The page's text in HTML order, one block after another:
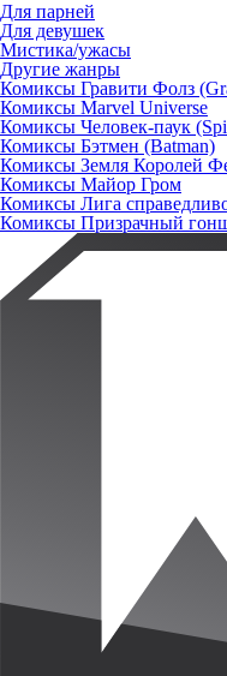
Для парней
Для девушек
Мистика/ужасы
Другие жанры
Комиксы Гравити Фолз
Комиксы Marvel Universe
Комиксы Человек-паук
Комиксы Бэтмен (Batman)
Комиксы Земля Королей
Комиксы Майор Гром
Комиксы Лига
Комиксы Призрачный